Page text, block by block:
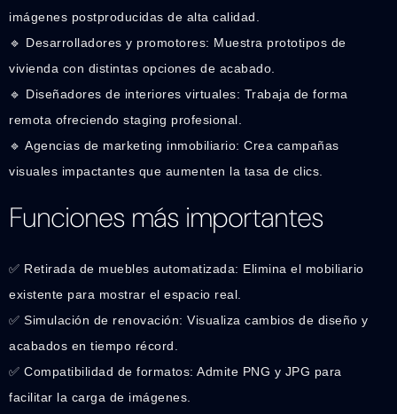
imágenes postproducidas de alta calidad.
🔹 Desarrolladores y promotores: Muestra prototipos de
vivienda con distintas opciones de acabado.
🔹 Diseñadores de interiores virtuales: Trabaja de forma
remota ofreciendo staging profesional.
🔹 Agencias de marketing inmobiliario: Crea campañas
visuales impactantes que aumenten la tasa de clics.
Funciones más importantes
✅ Retirada de muebles automatizada: Elimina el mobiliario
existente para mostrar el espacio real.
✅ Simulación de renovación: Visualiza cambios de diseño y
acabados en tiempo récord.
✅ Compatibilidad de formatos: Admite PNG y JPG para
facilitar la carga de imágenes.